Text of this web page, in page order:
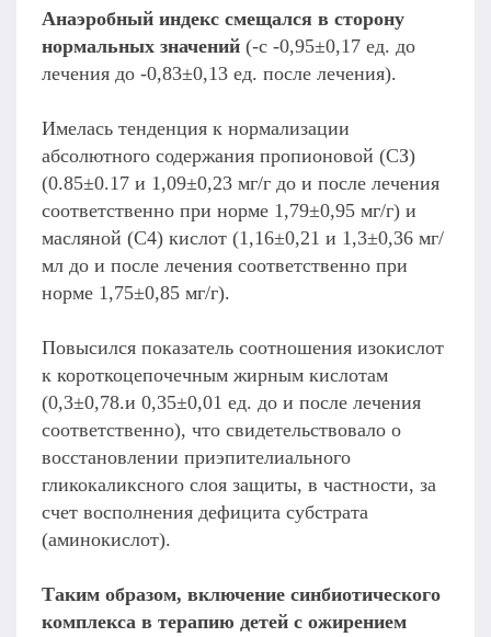
Анаэробный индекс смещался в сторону
нормальных значений (-с -0,95±0,17 ед. до
лечения до -0,83±0,13 ед. после лечения).
Имелась тенденция к нормализации
абсолютного содержания пропионовой (СЗ)
(0.85±0.17 и 1,09±0,23 мг/г до и после лечения
соответственно при норме 1,79±0,95 мг/г) и
масляной (С4) кислот (1,16±0,21 и 1,3±0,36 мг/
мл до и после лечения соответственно при
норме 1,75±0,85 мг/г).
Повысился показатель соотношения изокислот
к короткоцепочечным жирным кислотам
(0,3±0,78.и 0,35±0,01 ед. до и после лечения
соответственно), что свидетельствовало о
восстановлении приэпителиального
гликокаликсного слоя защиты, в частности, за
счет восполнения дефицита субстрата
(аминокислот).
Таким образом, включение синбиотического
комплекса в терапию детей с ожирением